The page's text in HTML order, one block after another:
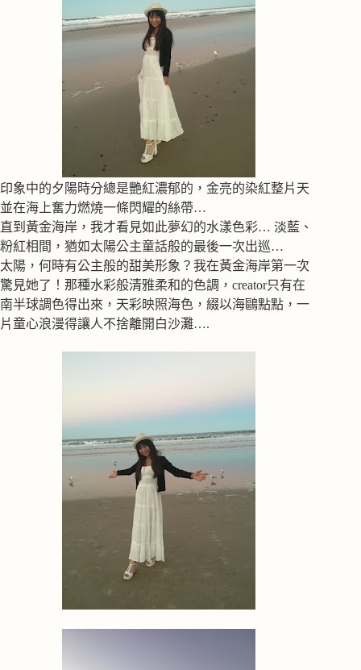
印象中的夕陽時分總是艷紅濃郁的，金亮的染紅整片天
並在海上奮力燃燒一條閃耀的絲帶…
直到黃金海岸，我才看見如此夢幻的水漾色彩… 淡藍、
粉紅相間，猶如太陽公主童話般的最後一次出巡…
太陽，何時有公主般的甜美形象？我在黃金海岸第一次
驚見她了！那種水彩般清雅柔和的色調，creator只有在
南半球調色得出來，天彩映照海色，綴以海鷗點點，一
片童心浪漫得讓人不捨離開白沙灘….